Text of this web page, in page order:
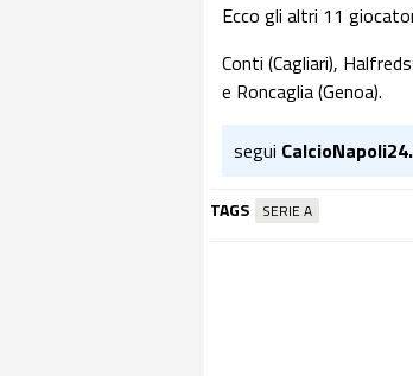
Ecco gli altri 11
Conti (Cagliari),
e Roncaglia (Genoa).
segui
TAGS SERIE A